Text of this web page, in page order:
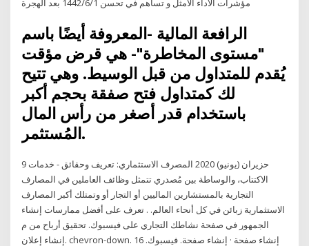
مؤشرات الأداء الأمثل و تساهم في تحسن 1‏‏/6‏‏/1442 بعد الهجرة
الرافعة المالية -المعروفة أيضًا باسم
"مستوى المخاطرة"- هي قرض مؤقت
يُقدم للمتداول من قبل الوسيط. وهي تتيح
لك كمتداول فتح صفقة بحجم أكبر
باستخدام قدر أصغر من رأس المال
المُستثمر.
9 حزيران (يونيو) 2020 المصرف الاستثماري: تعريف وحقائق - خدمات
الاكتتاب، والوساطة بين مُصدري تتمثل وظائف العاملين في المصارف
التجارية بالمستشارين الماليين أو التجار أو وتمتلك أكبر المصارف
الاستثمارية زبائن في كل أنحاء العالم. . تعرف على أفضل ممارسات إنشاء
الجمهور في صفحة نشاطك التجاري على فيسبوك. تحقيق أرباح من م
إنشاء إعلان. chevron-down. إنشاء صفحة · إنشاء صفحة. فيسبوك. 16